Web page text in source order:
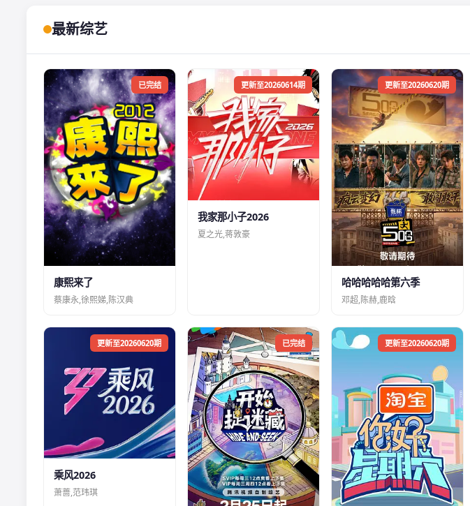
最新综艺
已完结
康熙来了
蔡康永,徐熙娣,陈汉典
更新至20260614期
我家那小子2026
夏之光,蒋敦豪
更新至20260620期
哈哈哈哈哈第六季
邓超,陈赫,鹿晗
更新至20260620期
乘风2026
萧蔷,范玮琪
已完结 更新至20260620期